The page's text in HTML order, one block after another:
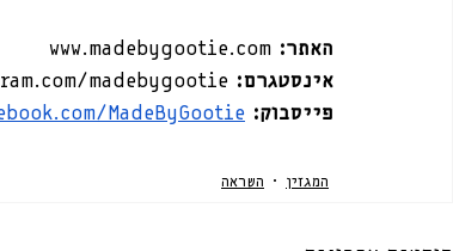
האתר: www.madebygootie.com
אינסטגרם: madebygootie/
פייסבוק:
MadeByGootie
המגזין השראה